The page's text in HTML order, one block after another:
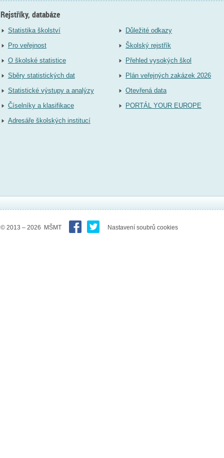
Rejstříky, databáze
Statistika školství
Pro veřejnost
O školské statistice
Sběry statistických dat
Statistické výstupy a analýzy
Číselníky a klasifikace
Adresáře školských institucí
Důležité odkazy
Školský rejstřík
Přehled vysokých škol
Plán veřejných zakázek 2026
Otevřená data
PORTÁL YOUR EUROPE
© 2013 – 2026 MŠMT Nastavení soubrů cookies